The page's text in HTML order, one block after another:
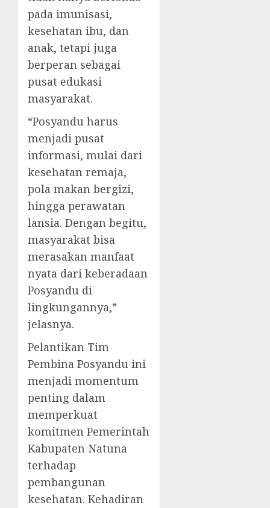
pada imunisasi,
kesehatan ibu, dan
anak, tetapi juga
berperan sebagai
pusat edukasi
masyarakat.
“Posyandu harus
menjadi pusat
informasi, mulai dari
kesehatan remaja,
pola makan bergizi,
hingga perawatan
lansia. Dengan begitu,
masyarakat bisa
merasakan manfaat
nyata dari keberadaan
Posyandu di
lingkungannya,”
jelasnya.
Pelantikan Tim
Pembina Posyandu ini
menjadi momentum
penting dalam
memperkuat
komitmen Pemerintah
Kabupaten Natuna
terhadap
pembangunan
kesehatan. Kehadiran